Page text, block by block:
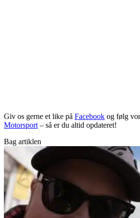
Giv os gerne et like på Facebook og følg
Motorsport– så er du altid opdateret!
Bag artiklen